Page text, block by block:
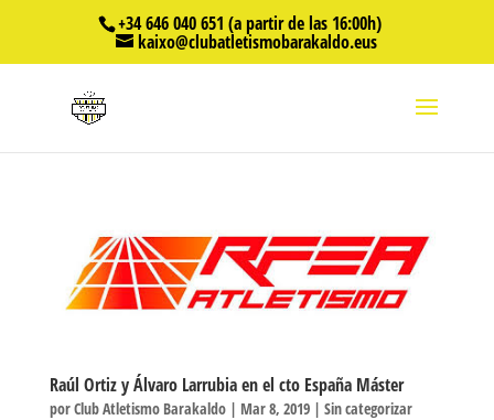
+34 646 040 651 (a partir de las 16:00h)
kaixo@clubatletismobarakaldo.eus
Raúl Ortiz y Álvaro Larrubia en el cto España Máster
porClub Atletismo Barakaldo| Mar 8, 2019| Sin categorizar